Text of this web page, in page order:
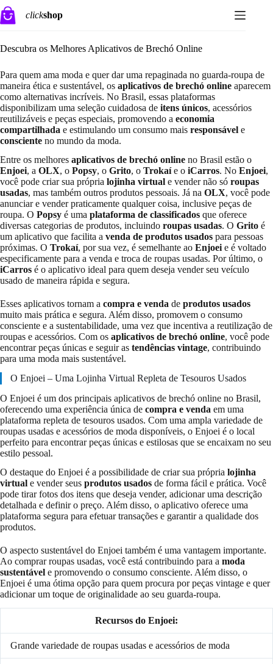
Pular
para
o
clickshop
Descubra os Melhores Aplicativos de Brechó Online
Para quem ama moda e quer dar uma repaginada no guarda-roupa de
maneira ética e sustentável, os aplicativos de brechó online aparecem
como alternativas incríveis. No Brasil, essas plataformas
disponibilizam uma seleção cuidadosa de itens únicos, acessórios
reutilizáveis e peças especiais, promovendo a economia
compartilhada e estimulando um consumo mais responsável e
consciente no mundo da moda.
Entre os melhores aplicativos de brechó online no Brasil estão o
Enjoei, a OLX, o Popsy, o Grito, o Trokaíe o iCarros. No Enjoei,
você pode criar sua própria lojinha virtual e vender não só roupas
usadas, mas também outros produtos pessoais. Já na OLX, você pode
anunciar e vender praticamente qualquer coisa, inclusive peças de
roupa. O Popsy é uma plataforma de classificados que oferece
diversas categorias de produtos, incluindo roupas usadas. O Grito é
um aplicativo que facilita a venda de produtos usados para pessoas
próximas. O Trokaí, por sua vez, é semelhante ao Enjoei e é voltado
especificamente para a venda e troca de roupas usadas. Por último, o
iCarros é o aplicativo ideal para quem deseja vender seu veículo
usado de maneira rápida e segura.
Esses aplicativos tornam a compra e venda de produtos usados
muito mais prática e segura. Além disso, promovem o consumo
consciente e a sustentabilidade, uma vez que incentiva a reutilização de
roupas e acessórios. Com os aplicativos de brechó online, você pode
encontrar peças únicas e seguir as tendências vintage, contribuindo
para uma moda mais sustentável.
O Enjoei – Uma Lojinha Virtual Repleta de Tesouros Usados
O Enjoei é um dos principais aplicativos de brechó online no Brasil,
oferecendo uma experiência única de compra e venda em uma
plataforma repleta de tesouros usados. Com uma ampla variedade de
roupas usadas e acessórios de moda disponíveis, o Enjoei é o local
perfeito para encontrar peças únicas e estilosas que se encaixam no seu
estilo pessoal.
O destaque do Enjoei é a possibilidade de criar sua própria lojinha
virtual e vender seus produtos usados de forma fácil e prática. Você
pode tirar fotos dos itens que deseja vender, adicionar uma descrição
detalhada e definir o preço. Além disso, o aplicativo oferece uma
plataforma segura para efetuar transações e garantir a qualidade dos
produtos.
O aspecto sustentável do Enjoei também é uma vantagem importante.
Ao comprar roupas usadas, você está contribuindo para a moda
sustentável e promovendo o consumo consciente. Além disso, o
Enjoei é uma ótima opção para quem procura por peças vintage e quer
adicionar um toque de originalidade ao seu guarda-roupa.
Recursos do Enjoei:
Grande variedade de roupas usadas e acessórios de moda